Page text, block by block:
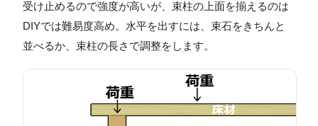
受け止めるので強度が高いが、束柱の上面を揃えるのは
DIYでは難易度高め。水平を出すには、束石をきちんと
並べるか、束柱の長さで調整をします。